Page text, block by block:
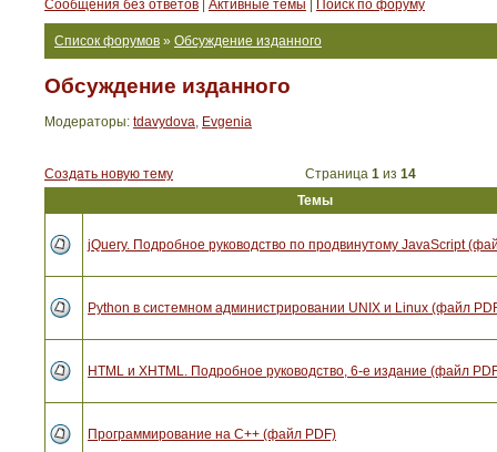
Сообщения без ответов
Активные темы Поиск по форуму
Список форумов » Обсуждение изданного
Обсуждение изданного
Модераторы: tdavydova, Evgenia
Создать новую тему Страница 1 из 14
Темы
jQuery. Подробное руководство по продвинутому JavaScript
Python в системном администрировании UNIX и Linux (файл
HTML и XHTML. Подробное руководство, 6-е издание (файл
Программирование на C++ (файл PDF)